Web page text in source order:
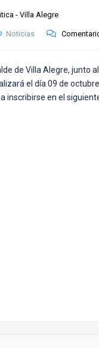
- Villa Alegre
Noticias
de Villa Alegre, junto
el día 09 de
inscribirse en el